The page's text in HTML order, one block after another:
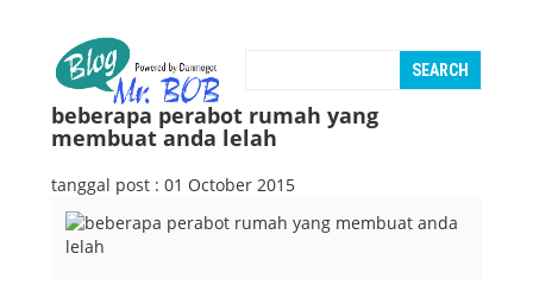
beberapa perabot rumah yang
membuat anda lelah
tanggal post : 01 October 2015